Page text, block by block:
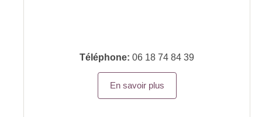
Téléphone: 06 18 74 84 39
En savoir plus